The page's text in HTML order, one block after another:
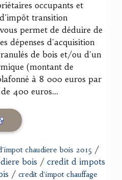
occupants et
transition
permet de déduire de
dépenses d'acquisition
de bois et/ou d'un
(montant de
à 8 000 euros par
400 euros...
chaudiere bois 2015 /
bois / credit d impots
/ credit d'impot chauffage